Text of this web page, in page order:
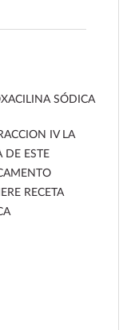
SÓDICA
IV LA
DE ESTE
RECETA